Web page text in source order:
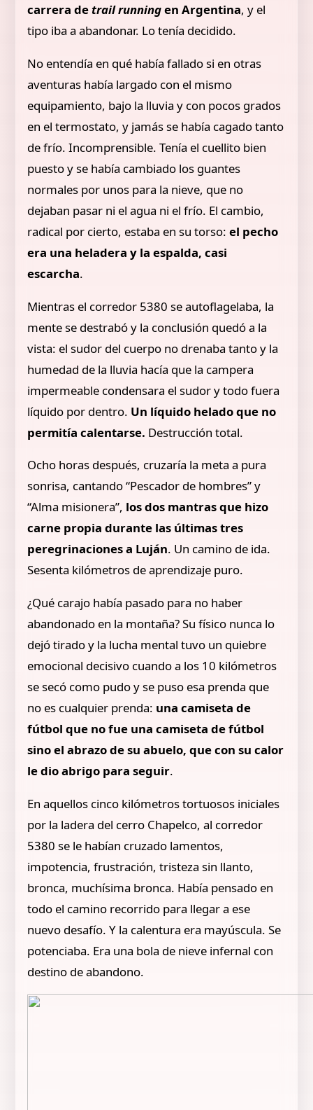
carrera detrail runningen Argentina, y el
tipo iba a abandonar. Lo tenía decidido.
No entendía en qué había fallado si en otras
aventuras había largado con el mismo
equipamiento, bajo la lluvia y con pocos grados
en el termostato, y jamás se había cagado tanto
de frío. Incomprensible. Tenía el cuellito bien
puesto y se había cambiado los guantes
normales por unos para la nieve, que no
dejaban pasar ni el agua ni el frío. El cambio,
radical por cierto, estaba en su torso:el pecho
era una heladera y la espalda, casi
escarcha.
Mientras el corredor 5380 se autoflagelaba, la
mente se destrabó y la conclusión quedó a la
vista: el sudor del cuerpo no drenaba tanto y la
humedad de la lluvia hacía que la campera
impermeable condensara el sudor y todo fuera
líquido por dentro. Un líquido helado que no
permitía calentarse. Destrucción total.
Ocho horas después, cruzaría la meta a pura
sonrisa, cantando “Pescador de hombres” y
“Alma misionera”, los dos mantras que hizo
carne propia durante las últimas tres
peregrinaciones a Luján. Un camino de ida.
Sesenta kilómetros de aprendizaje puro.
¿Qué carajo había pasado para no haber
abandonado en la montaña? Su físico nunca lo
dejó tirado y la lucha mental tuvo un quiebre
emocional decisivo cuando a los 10 kilómetros
se secó como pudo y se puso esa prenda que
no es cualquier prenda: una camiseta de
fútbol que no fue una camiseta de fútbol
sino el abrazo de su abuelo, que con su calor
le dio abrigo para seguir.
En aquellos cinco kilómetros tortuosos iniciales
por la ladera del cerro Chapelco, al corredor
5380 se le habían cruzado lamentos,
impotencia, frustración, tristeza sin llanto,
bronca, muchísima bronca. Había pensado en
todo el camino recorrido para llegar a ese
nuevo desafío. Y la calentura era mayúscula. Se
potenciaba. Era una bola de nieve infernal con
destino de abandono.